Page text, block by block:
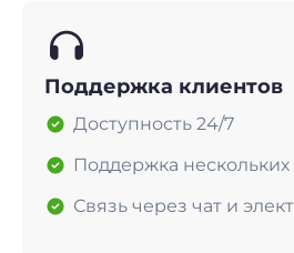
Поддержка клиентов
Доступность 24/7
Поддержка
Связь через чат и